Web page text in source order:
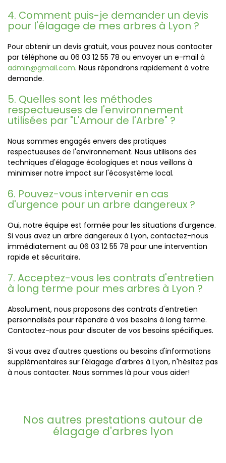
4. Comment puis-je demander un devis
pour l'élagage de mes arbres à Lyon ?
Pour obtenir un devis gratuit, vous pouvez nous contacter
par téléphone au 06 03 12 55 78 ou envoyer un e-mail à
admin@gmail.com. Nous répondrons rapidement à votre
demande.
5. Quelles sont les méthodes
respectueuses de l'environnement
utilisées par "L'Amour de l'Arbre" ?
Nous sommes engagés envers des pratiques
respectueuses de l'environnement. Nous utilisons des
techniques d'élagage écologiques et nous veillons à
minimiser notre impact sur l'écosystème local.
6. Pouvez-vous intervenir en cas
d'urgence pour un arbre dangereux ?
Oui, notre équipe est formée pour les situations d'urgence.
Si vous avez un arbre dangereux à Lyon, contactez-nous
immédiatement au 06 03 12 55 78 pour une intervention
rapide et sécuritaire.
7. Acceptez-vous les contrats d'entretien
à long terme pour mes arbres à Lyon ?
Absolument, nous proposons des contrats d'entretien
personnalisés pour répondre à vos besoins à long terme.
Contactez-nous pour discuter de vos besoins spécifiques.
Si vous avez d'autres questions ou besoins d'informations
supplémentaires sur l'élagage d'arbres à Lyon, n'hésitez pas
à nous contacter. Nous sommes là pour vous aider!
Nos autres prestations autour de
élagage d'arbres lyon